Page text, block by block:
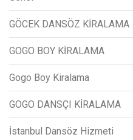
GÖCEK DANSÖZ KİRALAMA
GOGO BOY KİRALAMA
Gogo Boy Kiralama
GOGO DANSÇI KİRALAMA
İstanbul Dansöz Hizmeti